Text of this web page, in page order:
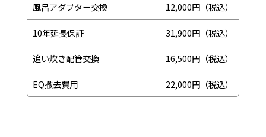
風呂アダプター交換 12,000円（税込）
10年延長保証 31,900円（税込）
追い炊き配管交換 16,500円（税込）
EQ撤去費用 22,000円（税込）